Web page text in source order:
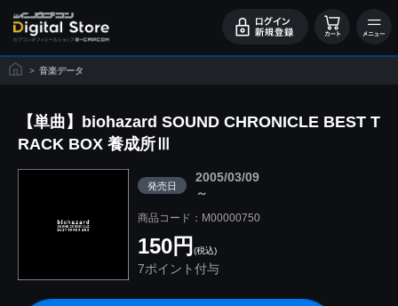
> 音楽データ
【単曲】biohazard SOUND CHRONICLE BEST T
RACK BOX 養成所Ⅲ
発売日
2005/03/09
～
商品コード：M00000750
150円 (税込)
7ポイント付与